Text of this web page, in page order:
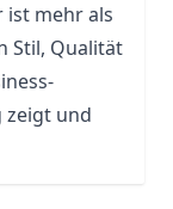
ist mehr als
Stil, Qualität
zeigt und